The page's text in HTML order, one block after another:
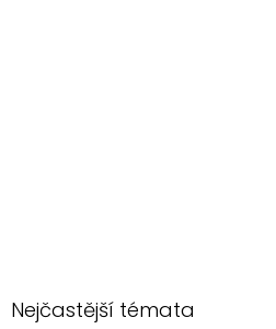
Nejčastější témata